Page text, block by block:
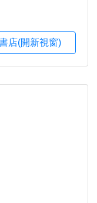
店(開新視窗)